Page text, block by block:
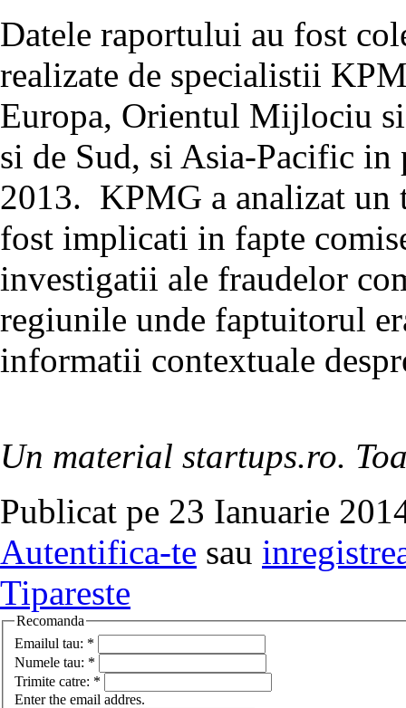
Datele raportului au fost
realizate de specialistii
Europa, Orientul Mijlociu
si de Sud, si Asia-Pacific
2013. KPMG a analizat un
fost implicati in fapte
investigatii ale fraudelor
regiunile unde faptuitorul
informatii contextuale
Un material startups.ro.
Publicat pe 23 Ianuarie
Autentifica-te sau
Tipareste
Recomanda
Emailul tau: *
Numele tau: *
Trimite catre: *
Enter the email addres.